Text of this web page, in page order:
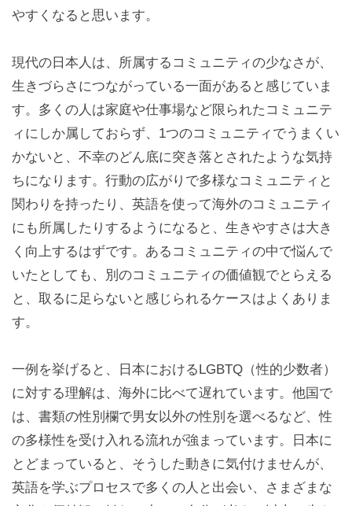
やすくなると思います。
現代の日本人は、所属するコミュニティの少なさが、
生きづらさにつながっている一面があると感じていま
す。多くの人は家庭や仕事場など限られたコミュニテ
ィにしか属しておらず、1つのコミュニティでうまくい
かないと、不幸のどん底に突き落とされたような気持
ちになります。行動の広がりで多様なコミュニティと
関わりを持ったり、英語を使って海外のコミュニティ
にも所属したりするようになると、生きやすさは大き
く向上するはずです。あるコミュニティの中で悩んで
いたとしても、別のコミュニティの価値観でとらえる
と、取るに足らないと感じられるケースはよくありま
す。
一例を挙げると、日本におけるLGBTQ（性的少数者）
に対する理解は、海外に比べて遅れています。他国で
は、書類の性別欄で男女以外の性別を選べるなど、性
の多様性を受け入れる流れが強まっています。日本に
とどまっていると、そうした動きに気付けませんが、
英語を学ぶプロセスで多くの人と出会い、さまざまな